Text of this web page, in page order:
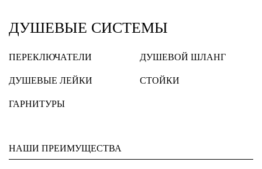
ДУШЕВЫЕ СИСТЕМЫ
ПЕРЕКЛЮЧАТЕЛИ ДУШЕВОЙ ШЛАНГ
ДУШЕВЫЕ ЛЕЙКИ СТОЙКИ
ГАРНИТУРЫ
НАШИ ПРЕИМУЩЕСТВА